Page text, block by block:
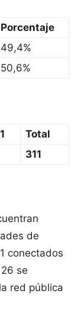
Porcentaje
49,4%
50,6%
Total
311
de
conectados
se
red pública